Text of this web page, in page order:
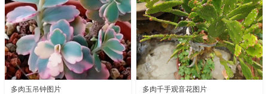
多肉玉吊钟图片 多肉千手观音花图片